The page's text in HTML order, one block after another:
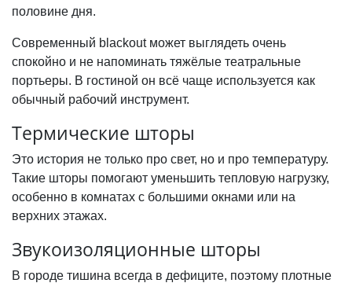
половине дня.
Современный blackout может выглядеть очень
спокойно и не напоминать тяжёлые театральные
портьеры. В гостиной он всё чаще используется как
обычный рабочий инструмент.
Термические шторы
Это история не только про свет, но и про температуру.
Такие шторы помогают уменьшить тепловую нагрузку,
особенно в комнатах с большими окнами или на
верхних этажах.
Звукоизоляционные шторы
В городе тишина всегда в дефиците, поэтому плотные